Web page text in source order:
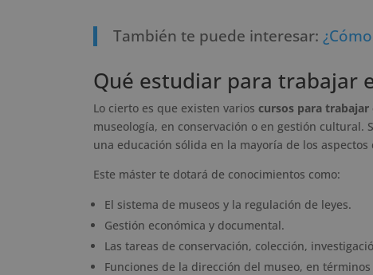
También te puede interesar:
Qué estudiar para trabajar
Lo cierto es que existen varios cursos para trabajar
museología, en conservación o en gestión
una educación sólida en la mayoría de los aspectos
Este máster te dotará de conocimientos como:
El sistema de museos y la regulación de leyes.
Gestión económica y documental.
Las tareas de conservación, colección,
Funciones de la dirección del museo, en